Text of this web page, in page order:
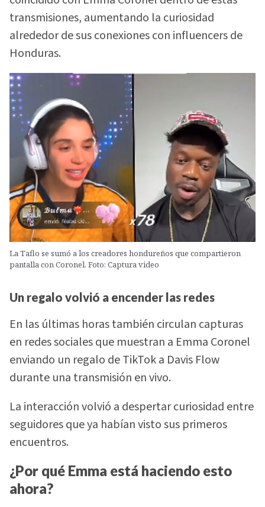
transmisiones, aumentando la curiosidad
alrededor de sus conexiones con influencers de
Honduras.
La Taflo se sumó a los creadores hondureños que compartieron
pantalla con Coronel. Foto: Captura video
Un regalo volvió a encender las redes
En las últimas horas también circulan capturas
en redes sociales que muestran a Emma Coronel
enviando un regalo de TikTok a Davis Flow
durante una transmisión en vivo.
La interacción volvió a despertar curiosidad entre
seguidores que ya habían visto sus primeros
encuentros.
¿Por qué Emma está haciendo esto
ahora?